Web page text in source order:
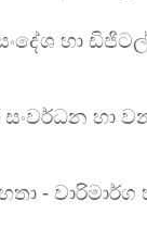
හා
හා
-